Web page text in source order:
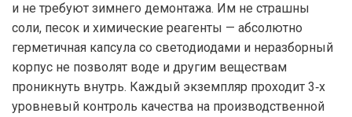
и не требуют зимнего демонтажа. Им не страшны
соли, песок и химические реагенты — абсолютно
герметичная капсула со светодиодами и неразборный
корпус не позволят воде и другим веществам
проникнуть внутрь. Каждый экземпляр проходит 3‑х
уровневый контроль качества на производственной